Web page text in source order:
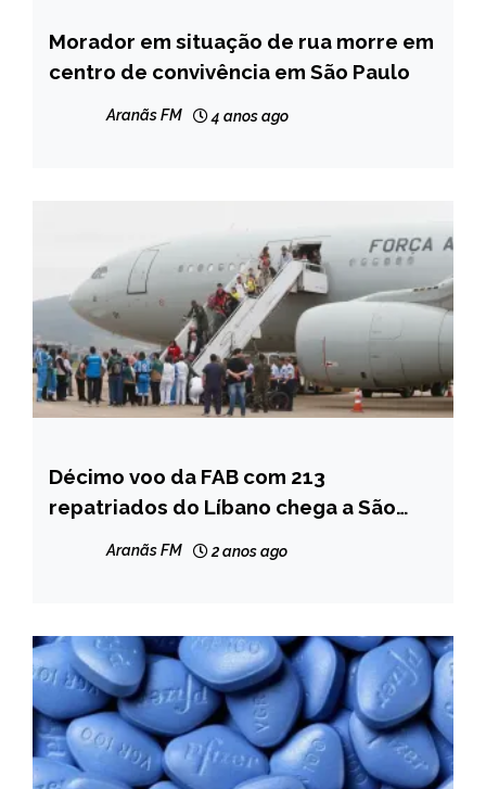
BRASIL
NOTÍCIAS
Morador em situação de rua morre em
centro de convivência em São Paulo
Aranãs FM 4 anos ago
BRASIL
INTERNACIONAL
NOTÍCIAS
Décimo voo da FAB com 213
repatriados do Líbano chega a São
Aranãs FM 2 anos ago